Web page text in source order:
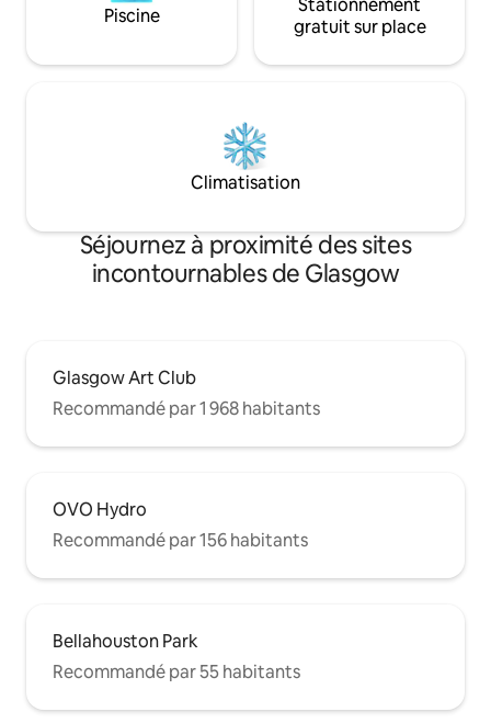
Piscine
Stationnement
gratuit sur place
Climatisation
Séjournez à proximité des sites
incontournables de Glasgow
Glasgow Art Club
Recommandé par 1 968 habitants
OVO Hydro
Recommandé par 156 habitants
Bellahouston Park
Recommandé par 55 habitants